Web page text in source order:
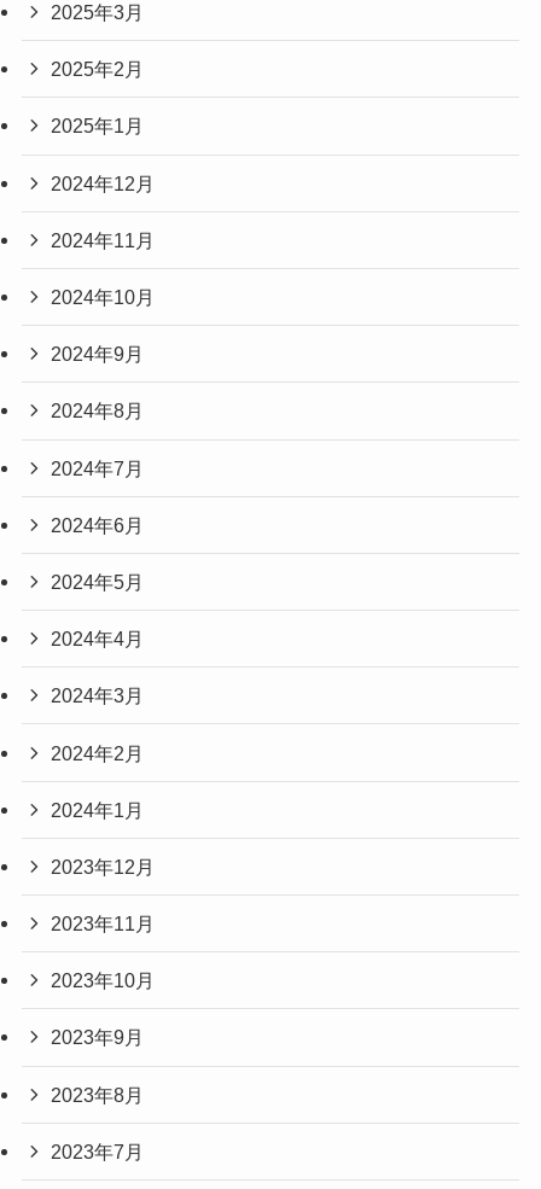
2025年3月
2025年2月
2025年1月
2024年12月
2024年11月
2024年10月
2024年9月
2024年8月
2024年7月
2024年6月
2024年5月
2024年4月
2024年3月
2024年2月
2024年1月
2023年12月
2023年11月
2023年10月
2023年9月
2023年8月
2023年7月